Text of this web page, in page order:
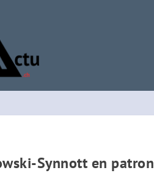
Synnott en